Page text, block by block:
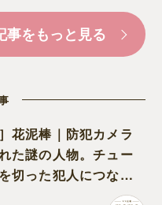
事をもっと見る
花泥棒｜防犯カメラ
た謎の人物。チュー
切った犯人につなが
になるのか期待する